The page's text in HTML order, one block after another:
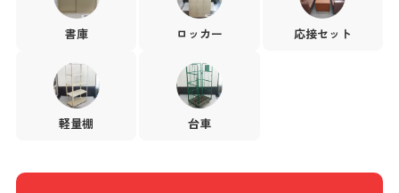
書庫 ロッカー 応接セット
軽量棚 台車